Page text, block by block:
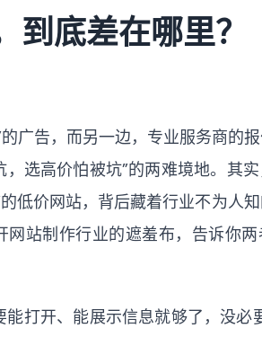
底差在哪里？
广告，而另一边，专业服务商的
选高价怕被坑”的两难境地。其
低价网站，背后藏着行业不为人
站制作行业的遮羞布，告诉你
打开、能展示信息就够了，没必